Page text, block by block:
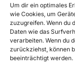
Um dir ein optimales
wie Cookies, um
zuzugreifen. Wenn du
Daten wie das
verarbeiten. Wenn du
zurückziehst, können
beeinträchtigt werden.
Wir suchen